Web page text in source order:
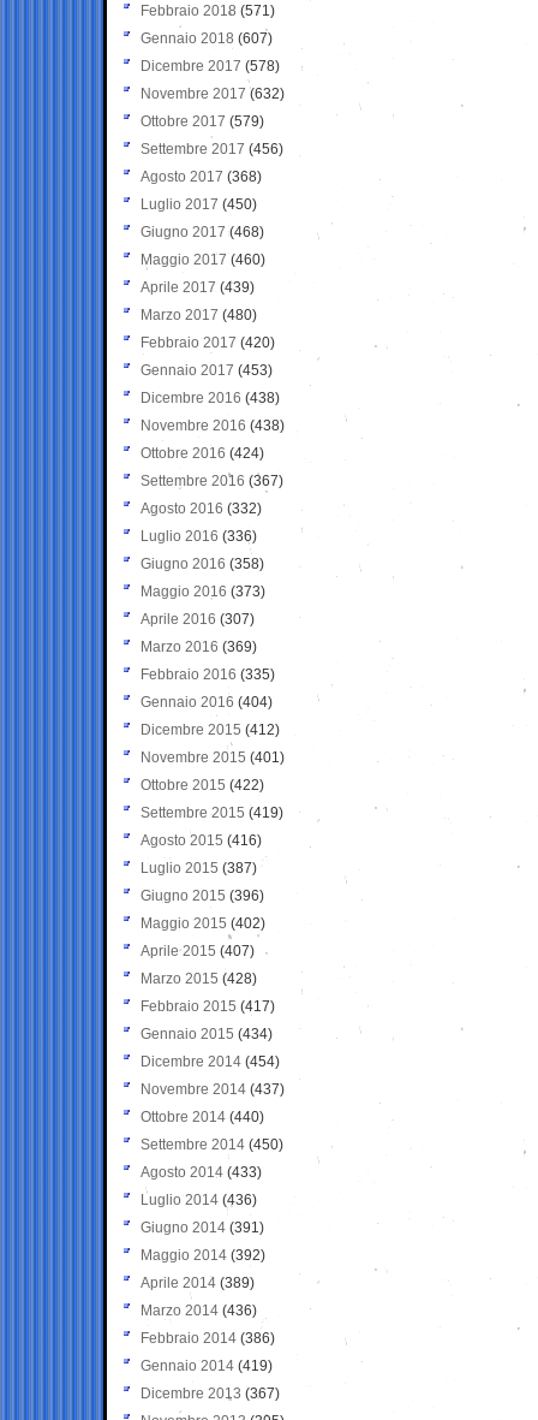
Febbraio 2018 (571)
Gennaio 2018 (607)
Dicembre 2017 (578)
Novembre 2017 (632)
Ottobre 2017 (579)
Settembre 2017 (456)
Agosto 2017 (368)
Luglio 2017 (450)
Giugno 2017 (468)
Maggio 2017 (460)
Aprile 2017 (439)
Marzo 2017 (480)
Febbraio 2017 (420)
Gennaio 2017 (453)
Dicembre 2016 (438)
Novembre 2016 (438)
Ottobre 2016 (424)
Settembre 2016 (367)
Agosto 2016 (332)
Luglio 2016 (336)
Giugno 2016 (358)
Maggio 2016 (373)
Aprile 2016 (307)
Marzo 2016 (369)
Febbraio 2016 (335)
Gennaio 2016 (404)
Dicembre 2015 (412)
Novembre 2015 (401)
Ottobre 2015 (422)
Settembre 2015 (419)
Agosto 2015 (416)
Luglio 2015 (387)
Giugno 2015 (396)
Maggio 2015 (402)
Aprile 2015 (407)
Marzo 2015 (428)
Febbraio 2015 (417)
Gennaio 2015 (434)
Dicembre 2014 (454)
Novembre 2014 (437)
Ottobre 2014 (440)
Settembre 2014 (450)
Agosto 2014 (433)
Luglio 2014 (436)
Giugno 2014 (391)
Maggio 2014 (392)
Aprile 2014 (389)
Marzo 2014 (436)
Febbraio 2014 (386)
Gennaio 2014 (419)
Dicembre 2013 (367)